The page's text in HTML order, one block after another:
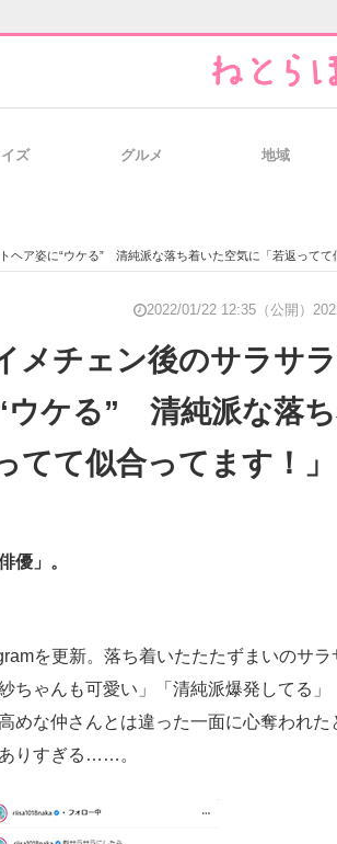
IT製品の総合サイト IT製品の技術・比較・
ズ グルメ 地域
ヘア姿に“ウケる” 清純派な落ち着いた空気に「若返ってて
2022/01/22 12:35（公開）
メチェン後のサラサ
ウケる” 清純派な落
てて似合ってます！」
優」。
を更新。落ち着いたたたずまいのサラ
ちゃんも可愛い」「清純派爆発してる」
めな仲さんとは違った一面に心奪われた
りすぎる……。